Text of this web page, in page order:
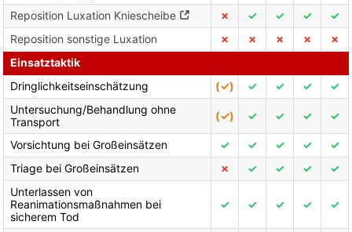
Reposition Luxation Kniescheibe ✗ ✓ ✓ ✓
✓
Reposition sonstige Luxation
✗ ✗ ✗ ✗
✗
Einsatztaktik
Dringlichkeitseinschätzung
(✓) ✓ ✓ ✓
✓
Untersuchung/Behandlung ohne
Transport
(✓) ✓ ✓ ✓ ✓
Vorsichtung bei Großeinsätzen ✓ ✓ ✓ ✓
✓
Triage bei Großeinsätzen
✗ ✓ ✓ ✓
✓
Unterlassen von
Reanimationsmaßnahmen bei
sicherem Tod
✓ ✓ ✓ ✓ ✓